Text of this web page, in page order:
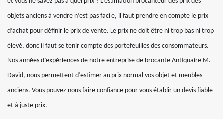
objets anciens à vendre n’est pas facile, il faut prendre en compte le prix
d’achat pour définir le prix de vente. Le prix ne doit être ni trop bas ni trop
élevé, donc il faut se tenir compte des portefeuilles des consommateurs.
Nos années d’expériences de notre entreprise de brocante Antiquaire M.
David, nous permettent d’estimer au prix normal vos objet et meubles
anciens. Vous pouvez nous faire confiance pour vous établir un devis fiable
et à juste prix.